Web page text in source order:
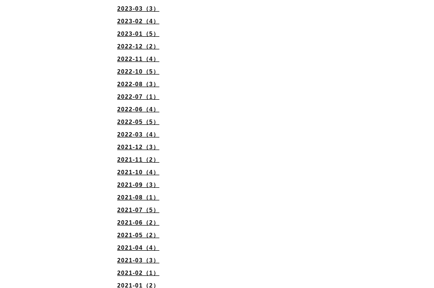
2023-03（3）
2023-02（4）
2023-01（5）
2022-12（2）
2022-11（4）
2022-10（5）
2022-08（3）
2022-07（1）
2022-06（4）
2022-05（5）
2022-03（4）
2021-12（3）
2021-11（2）
2021-10（4）
2021-09（3）
2021-08（1）
2021-07（5）
2021-06（2）
2021-05（2）
2021-04（4）
2021-03（3）
2021-02（1）
2021-01（2）